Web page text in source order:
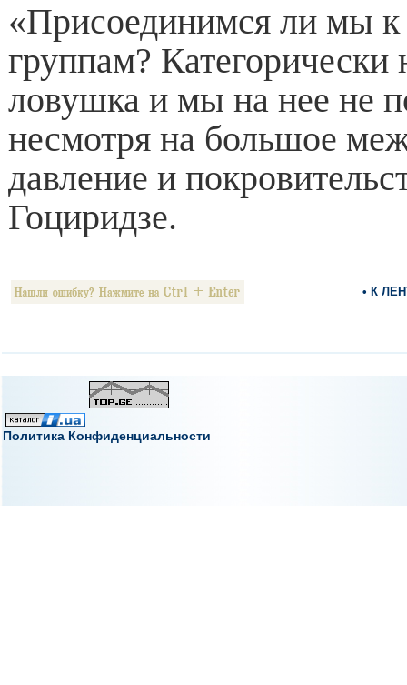
«Присоединимся ли мы
группам? Категорически
ловушка и мы на нее не
несмотря на большое
давление и
Гоциридзе.
• К
Политика Конфиденциальности